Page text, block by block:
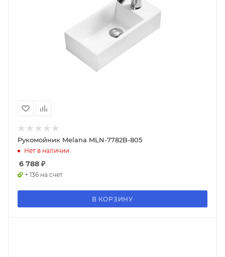
Рукомойник Melana MLN-7782B-805
Нет в наличии
6 788 ₽
+ 136 на счет
В КОРЗИНУ